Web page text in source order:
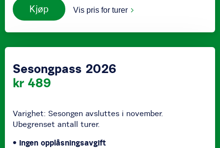
Kjøp Vis pris for turer
Sesongpass 2026
kr 489
Varighet: Sesongen avsluttes i november.
Ubegrenset antall turer.
• Ingen opplåsningsavgift